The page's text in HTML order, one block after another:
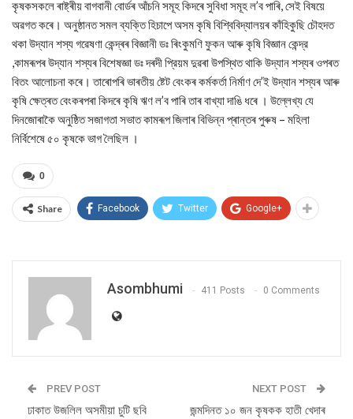
কৃষকসকলে ৰাষ্ট্ৰীয় বাগবানী বোর্ডৰ আঁচনি সমূহ কিদৰে সুবিধা সমূহ ল’ব পাৰি, সেই বিষয়ে
অৱগত কৰে। অনুষ্ঠানত সমল ব্যক্তি হিচাপে অসম কৃষি বিশ্বিবিদ্যালয়ৰ কাঁহিকুছি চৌহদত
থকা উদ্যান শস্য গৱেষণা কেন্দ্ৰৰ বিজ্ঞানী ডঃ ৰিংকুমণি ফুকন আৰু কৃষি বিজ্ঞান কেন্দ্র
,কামৰূপৰ উদ্যান শস্যৰ বিশেষজ্ঞা ডঃ দৰদী প্রিয়ম দুৱৰা উপস্থিত থাকি উদ্যান শস্যৰ ওপৰত
বিতং আলোচনা কৰে। তাৰোপৰি ভাৰতীয় ষ্টেট বেংকৰ কৰ্মকৰ্তা নিৰ্মাণ দে’ই উদ্যান শস্যৰ আৰু
কৃষি ক্ষেত্ৰত বেংকৰপৰা কিদৰে কৃষি ঋণ ল’ব পাৰি তাৰ বাখ্যা দাঙি ধৰে । উল্লেখ্য যে
দিনজোৰাকৈ অনুষ্ঠিত সজাগতা সভাত কামৰূপ জিলাৰ বিভিন্ন প্ৰান্তৰ পুৰুষ – মহিলা
নিৰ্বিশেষে ৫০ কৃষকে ভাগ লৈছিল ।
0
Share Facebook Twitter Google+
Asombhumi 411 Posts 0 Comments
PREV POST
ঢাকাত উজলিল অসমীয়া চুটি ছবি
NEXT POST
জন্মদিনত ১০ জন কৃষকক হাতী খেদাৰ